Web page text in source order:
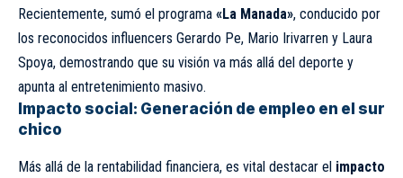
Recientemente, sumó el programa «La Manada», conducido por
los reconocidos influencers Gerardo Pe, Mario Irivarren y Laura
Spoya, demostrando que su visión va más allá del deporte y
apunta al entretenimiento masivo.
Impacto social: Generación de empleo en el sur
chico
Más allá de la rentabilidad financiera, es vital destacar el impacto